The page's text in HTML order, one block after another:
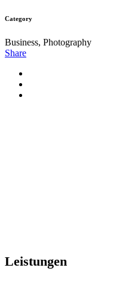
Category
Business, Photography
Share
Leistungen